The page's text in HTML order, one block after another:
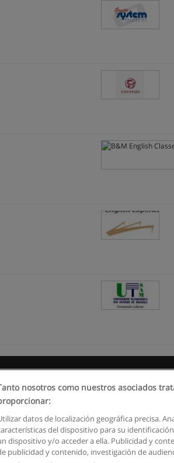
de datos Contactar con Educaedu
S.L. - CIF : B-95610580: -
nosotros como nuestros asociados
datos de localización geográfica precisa.
del dispositivo para su
dispositivo y/o acceder a ella. Publicidad y
publicidad y contenido, investigación de